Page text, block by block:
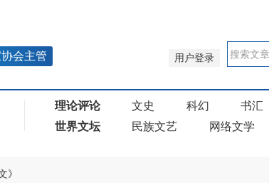
用户登录
会主管
理论评论 文史 科幻 书汇
世界文坛
民族文艺 网络文学
》